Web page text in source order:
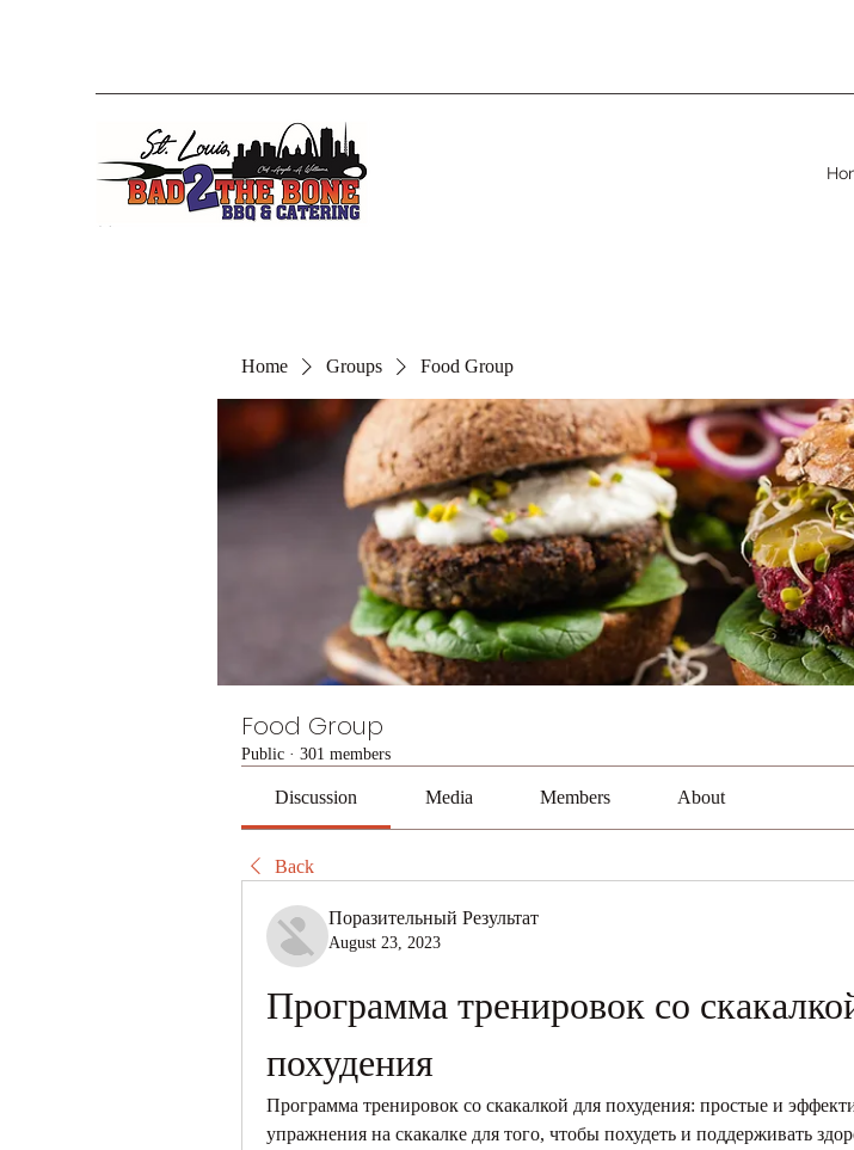
Home Groups Food Group
Food Group
Public · 301 members
Discussion Media Members About
Back
Поразительный Результат
August 23, 2023
Программа тренировок со
похудения
Программа тренировок со скакалкой для похудения: простые и
упражнения на скакалке для того, чтобы похудеть и поддерживать